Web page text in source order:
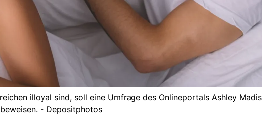
illoyal sind, soll eine Umfrage des Onlineportals Ashley
beweisen. - Depositphotos